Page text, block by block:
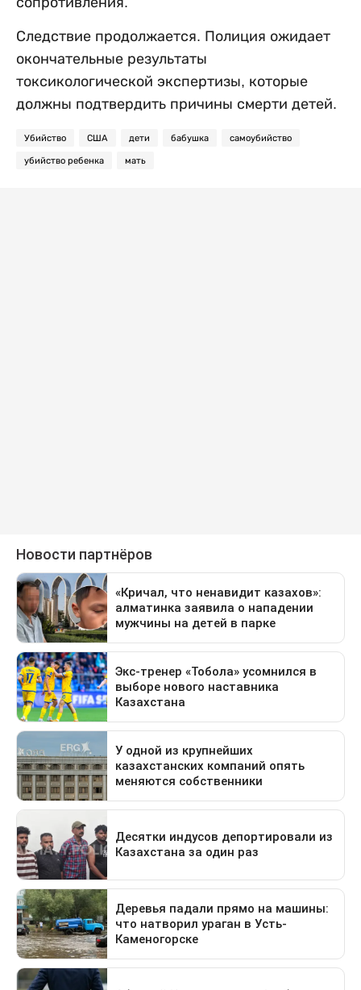
Следствие продолжается. Полиция ожидает
окончательные результаты
токсикологической экспертизы, которые
должны подтвердить причины смерти детей.
Убийство США дети бабушка самоубийство
убийство ребенка мать